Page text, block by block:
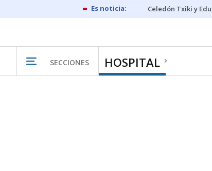
Celedón Txiki y
SECCIONES HOSPITAL